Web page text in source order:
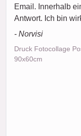
Email. Innerhalb
Antwort. Ich bin
- Norvisi
Druck Fotocollage
90x60cm